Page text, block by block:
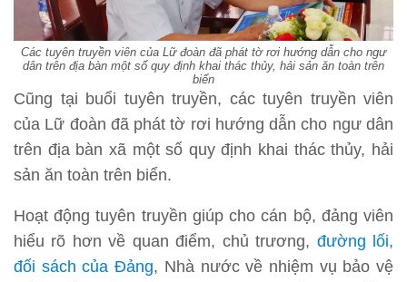
Các tuyên truyền viên của Lữ đoàn đã phát tờ rơi hướng dẫn cho ngư
dân trên địa bàn một số quy định khai thác thủy, hải sản ăn toàn trên
biển
Cũng tại buổi tuyên truyền, các tuyên truyền viên
của Lữ đoàn đã phát tờ rơi hướng dẫn cho ngư dân
trên địa bàn xã một số quy định khai thác thủy, hải
sản ăn toàn trên biển.
Hoạt động tuyên truyền giúp cho cán bộ, đảng viên
hiểu rõ hơn về quan điểm, chủ trương, đường lối,
đối sách của Đảng, Nhà nước về nhiệm vụ bảo vệ